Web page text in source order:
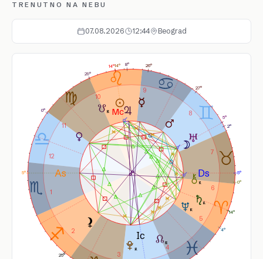
TRENUTNO NA NEBU
07.08.2026 12:44 Beograd
1
2
3
4
5
6
7
8
9
10
11
12
14°
2°
26°
0°
27°
8°
14°
5°
4°
0°
5°
14°
5°
25°
29°